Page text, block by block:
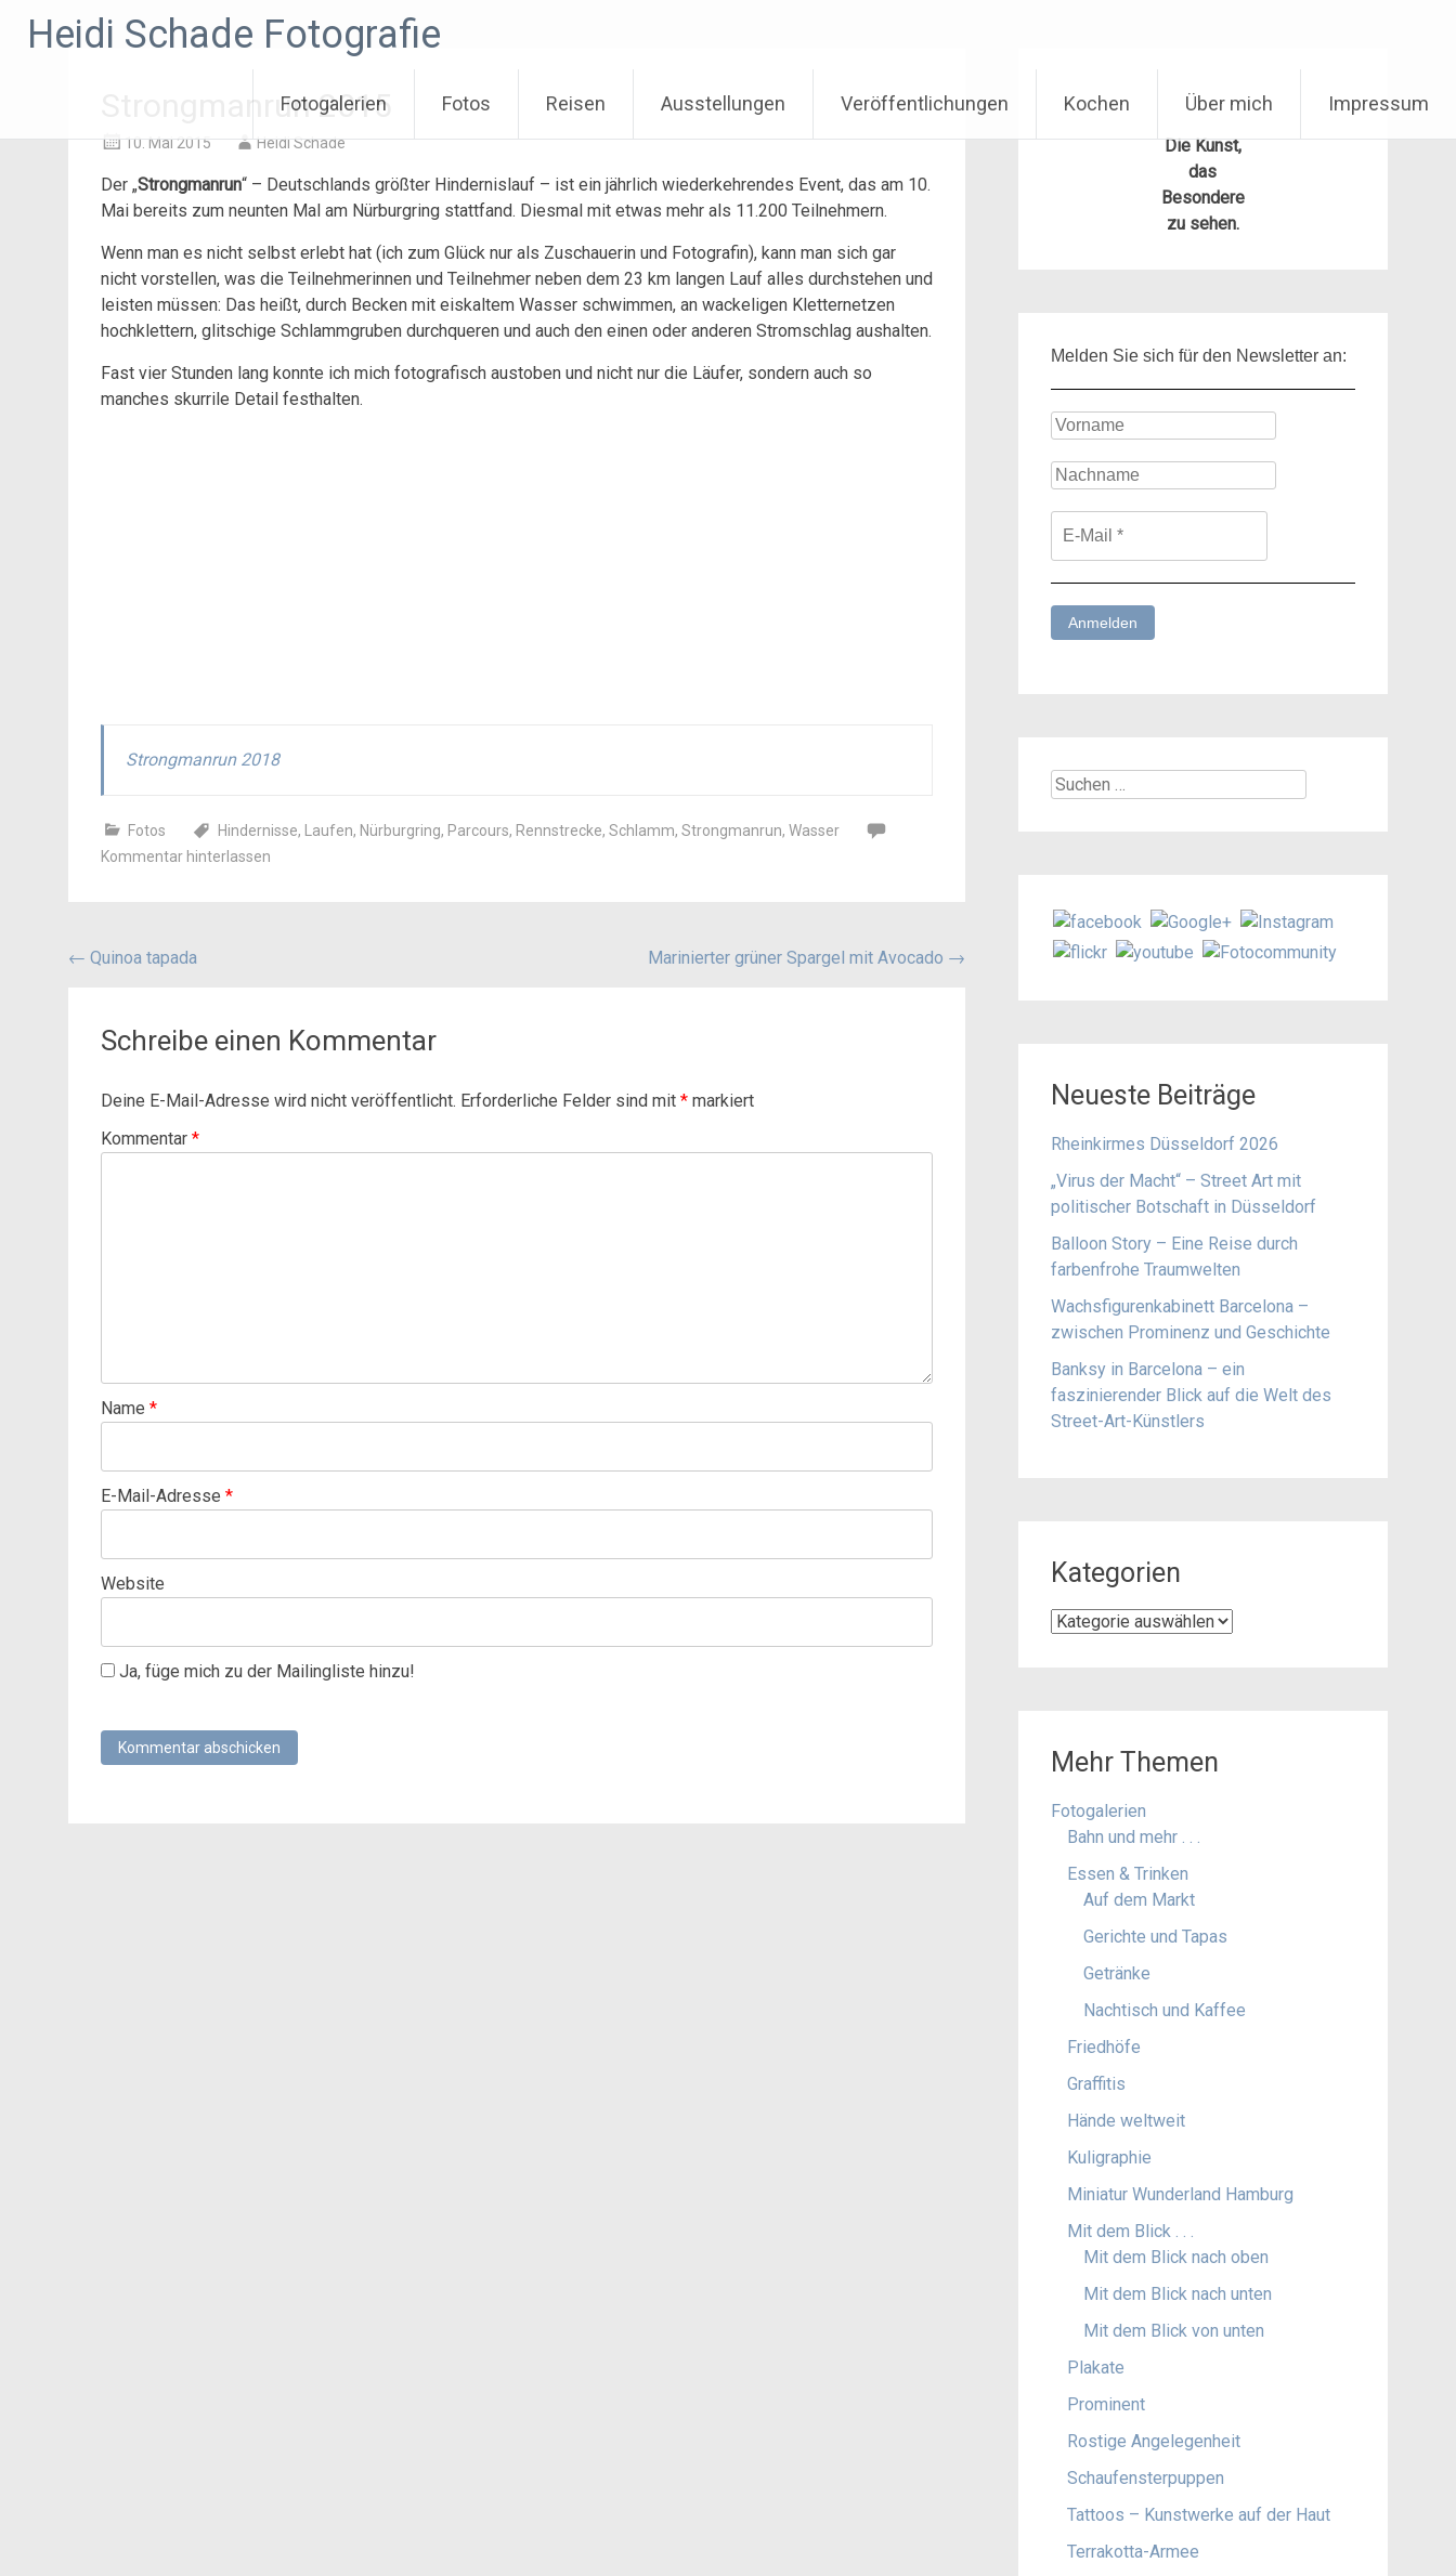
InhaltHeidi Schade Fotografie
Fotogalerien Fotos Reisen Ausstellungen Veröffentlichungen Kochen Über mich Impressum
Strongmanrun 2015
10. Mai 2015 Heidi Schade
Der „Strongmanrun“ – Deutschlands größter Hindernislauf – ist ein jährlich wiederkehrendes Event, das am 10.
Mai bereits zum neunten Mal am Nürburgring stattfand. Diesmal mit etwas mehr als 11.200 Teilnehmern.
Wenn man es nicht selbst erlebt hat (ich zum Glück nur als Zuschauerin und Fotografin), kann man sich gar
nicht vorstellen, was die Teilnehmerinnen und Teilnehmer neben dem 23 km langen Lauf alles durchstehen und
leisten müssen: Das heißt, durch Becken mit eiskaltem Wasser schwimmen, an wackeligen Kletternetzen
hochklettern, glitschige Schlammgruben durchqueren und auch den einen oder anderen Stromschlag aushalten.
Fast vier Stunden lang konnte ich mich fotografisch austoben und nicht nur die Läufer, sondern auch so
manches skurrile Detail festhalten.
Strongmanrun 2018
Fotos Hindernisse, Laufen, Nürburgring, Parcours, Rennstrecke, Schlamm, Strongmanrun, Wasser
Kommentar hinterlassen
Beitragsnavigation
← Quinoa tapada Marinierter grüner Spargel mit Avocado →
Schreibe einen Kommentar
Deine E-Mail-Adresse wird nicht veröffentlicht. Erforderliche Felder sind mit * markiert
Kommentar *
Name *
E-Mail-Adresse *
Website
Ja, füge mich zu der Mailingliste hinzu!
Die Kunst,
das
Besondere
zu sehen.
Melden Sie sich für den Newsletter an:
Suchen
Neueste Beiträge
Rheinkirmes Düsseldorf 2026
„Virus der Macht“ – Street Art mit
politischer Botschaft in Düsseldorf
Balloon Story – Eine Reise durch
farbenfrohe Traumwelten
Wachsfigurenkabinett Barcelona –
zwischen Prominenz und Geschichte
Banksy in Barcelona – ein
faszinierender Blick auf die Welt des
Street-Art-Künstlers
Kategorien
Kategorien
Mehr Themen
Fotogalerien
Bahn und mehr . . .
Essen & Trinken
Auf dem Markt
Gerichte und Tapas
Getränke
Nachtisch und Kaffee
Friedhöfe
Graffitis
Hände weltweit
Kuligraphie
Miniatur Wunderland Hamburg
Mit dem Blick . . .
Mit dem Blick nach oben
Mit dem Blick nach unten
Mit dem Blick von unten
Plakate
Prominent
Rostige Angelegenheit
Schaufensterpuppen
Tattoos – Kunstwerke auf der Haut
Terrakotta-Armee